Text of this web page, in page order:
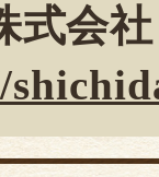
式会